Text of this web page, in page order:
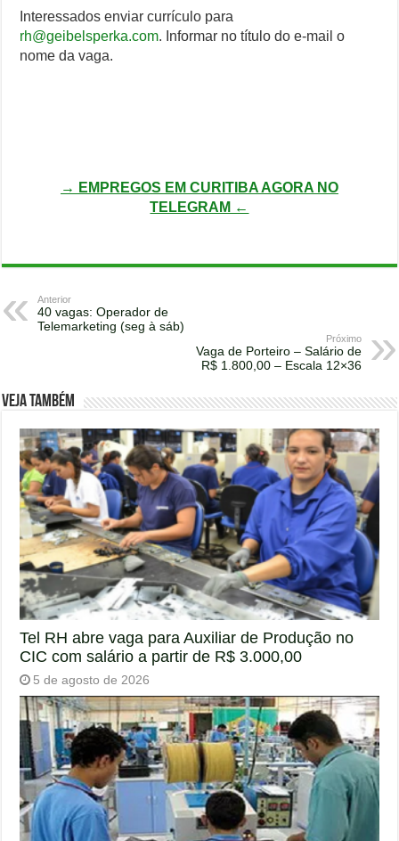
Interessados enviar currículo para
rh@geibelsperka.com. Informar no título do e-mail o
nome da vaga.
→ EMPREGOS EM CURITIBA AGORA NO
TELEGRAM ←
Anterior
40 vagas: Operador de
Telemarketing (seg à sáb)
Próximo
Vaga de Porteiro – Salário de
R$ 1.800,00 – Escala 12×36
Veja também
Tel RH abre vaga para Auxiliar de Produção no
CIC com salário a partir de R$ 3.000,00
5 de agosto de 2026